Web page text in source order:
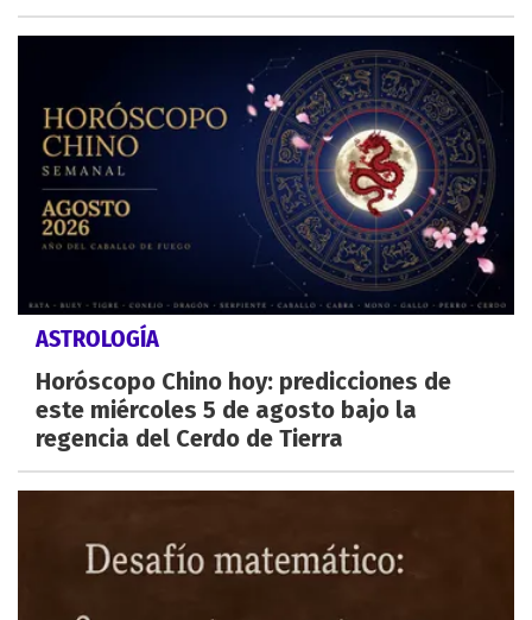
ASTROLOGÍA
Horóscopo Chino hoy: predicciones de
este miércoles 5 de agosto bajo la
regencia del Cerdo de Tierra